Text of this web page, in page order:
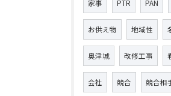
家事 PTR PAN
お供え物 地域性
奥津城 改修工事
会社 競合 競合相